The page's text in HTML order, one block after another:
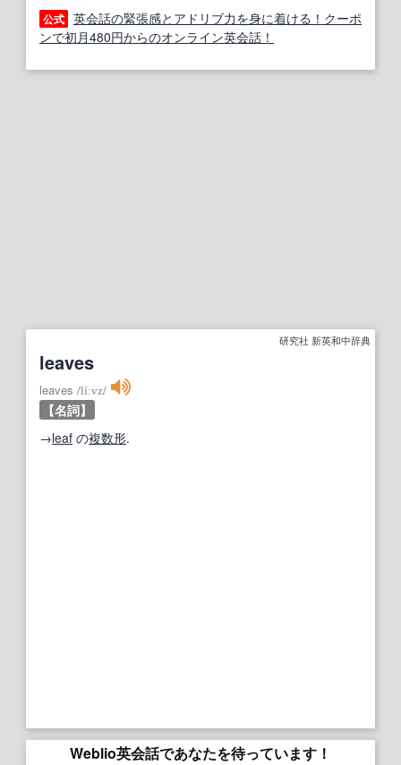
公式 英会話の緊張感とアドリブ力を身に着ける！クーポ
ンで初月480円からのオンライン英会話！
研究社 新英和中辞典
leaves
leaves /líːvz/
【名詞】
→leaf の複数形.
Weblio英会話であなたを待っています！